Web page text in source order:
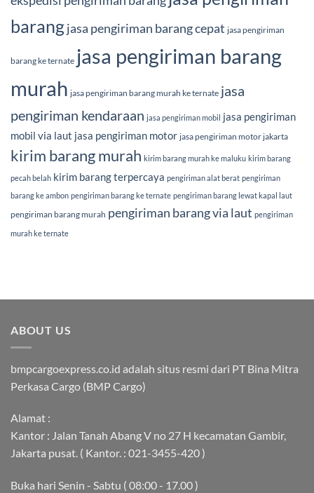
barangjasa pengiriman barang cepat jasa pengiriman
barang ke ternate jasa pengiriman barang
murah jasa pengiriman barang murah ke ternate jasa
pengiriman kendaraan jasa pengiriman mobil jasa pengiriman
mobil via laut jasa pengiriman motor jasa pengiriman motor jakarta
kirim barang murah kirim barang murah ke maluku kirim barang
pecah belah kirim barang terpercaya pengiriman alat berat pengiriman
barang ke ambon pengiriman barang ke ternate pengiriman barang lewat kapal laut
pengiriman barang murah pengiriman barang via laut pengiriman
murah ke ternate
ABOUT US
bmpcargoexpress.co.id adalah situs resmi dari PT Bina Mitra
Perkasa Cargo (BMP Cargo)
Alamat :
Kantor : Jalan Tanah Abang V no 27 H kecamatan Gambir,
Jakarta pusat. ( Kantor. : 021-3455-420 )
Buka hari Senin - Sabtu ( 08:00 - 17.00 )